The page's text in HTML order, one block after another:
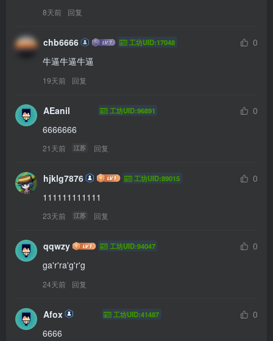
8天前 回复
chb6666 工坊UID:17048
0
牛逼牛逼牛逼
19天前 回复
AEanil 工坊UID:96891
0
6666666
21天前 江苏 回复
hjklg7876 工坊UID:89015
0
111111111111
23天前 江苏 回复
qqwzy 工坊UID:94047
0
ga'r'ra'g'r'g
24天前 回复
Afox 工坊UID:41487
0
6666